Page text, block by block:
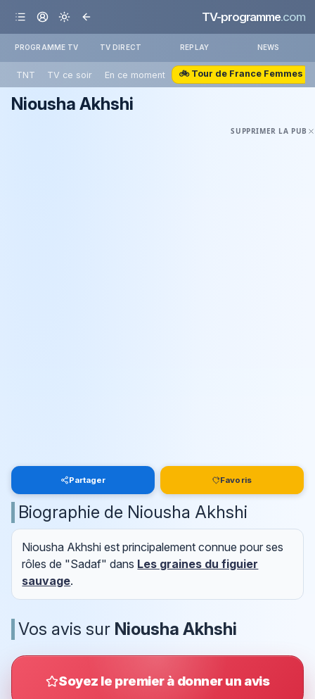
TV-programme.com
PROGRAMME TV TV DIRECT REPLAY NEWS
TNT TV ce soir En ce moment 🚲 Tour de France Femmes
Niousha Akhshi
SUPPRIMER LA PUB
Partager Favoris
Biographie de Niousha Akhshi
Niousha Akhshi est principalement connue pour ses
rôles de "Sadaf" dans Les graines du figuier
sauvage.
Vos avis sur Niousha Akhshi
Soyez le premier à donner un avis